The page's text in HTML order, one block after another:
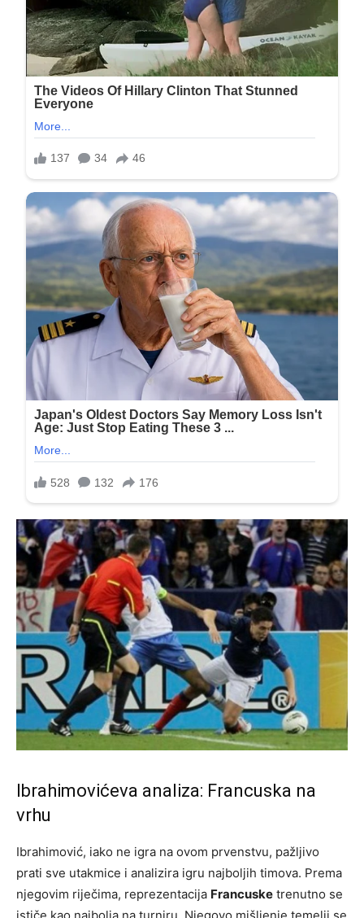
Ibrahimovićeva analiza: Francuska na
vrhu
Ibrahimović, iako ne igra na ovom prvenstvu, pažljivo
prati sve utakmice i analizira igru najboljih timova. Prema
njegovim riječima, reprezentacija Francuske trenutno se